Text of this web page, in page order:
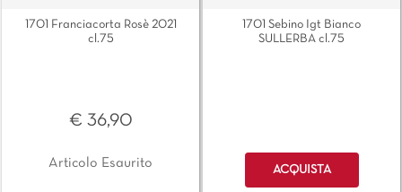
1701 Franciacorta Rosè 2021
cl.75
€ 36,90
Articolo Esaurito
1701 Sebino Igt Bianco
SULLERBA cl.75
Quantità
ACQUISTA